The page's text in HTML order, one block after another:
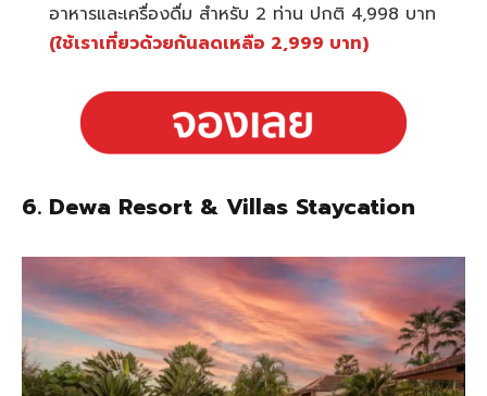
อาหารและเครื่องดื่ม สำหรับ 2 ท่าน ปกติ 4,998 บาท
(ใช้เราเที่ยวด้วยกันลดเหลือ 2,999 บาท)
6. Dewa Resort & Villas Staycation